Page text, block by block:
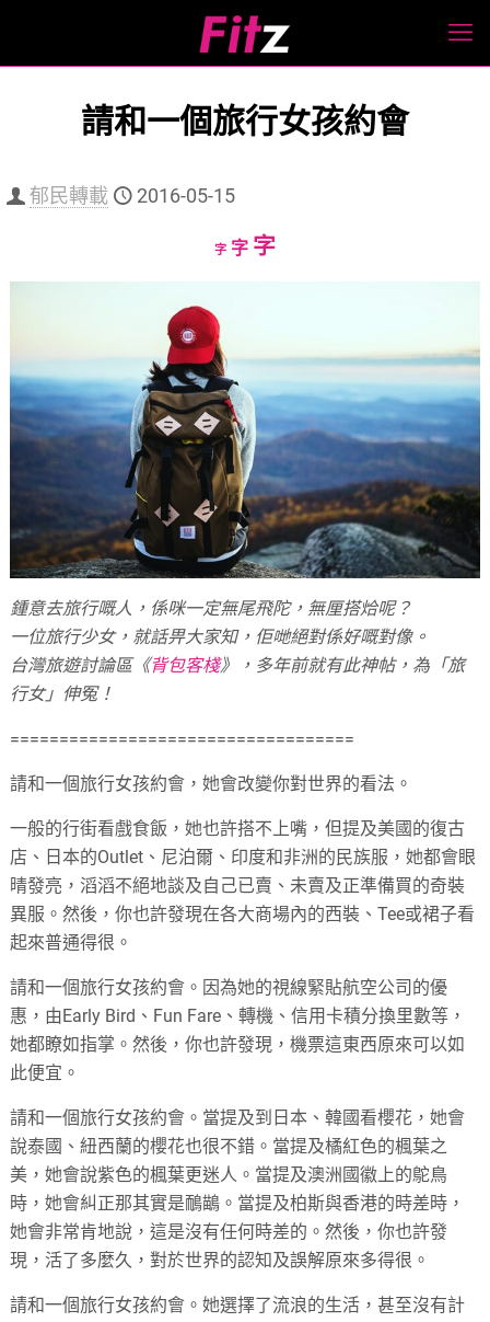
請和一個旅行女孩約會
郁民轉載 2016-05-15
字Decrease
字Reset
字Increase
鍾意去旅行嘅人，係咪一定無尾飛陀，無厘搭烚呢？
一位旅行少女，就話畀大家知，佢哋絕對係好嘅對像。
台灣旅遊討論區《背包客棧》，多年前就有此神帖，為「旅
行女」伸冤！
===================================
請和一個旅行女孩約會，她會改變你對世界的看法。
一般的行街看戲食飯，她也許搭不上嘴，但提及美國的復古
店、日本的Outlet、尼泊爾、印度和非洲的民族服，她都會眼
晴發亮，滔滔不絕地談及自己已賣、未賣及正準備買的奇裝
異服。然後，你也許發現在各大商場內的西裝、Tee或裙子看
起來普通得很。
請和一個旅行女孩約會。因為她的視線緊貼航空公司的優
惠，由Early Bird、Fun Fare、轉機、信用卡積分換里數等，
她都瞭如指掌。然後，你也許發現，機票這東西原來可以如
此便宜。
請和一個旅行女孩約會。當提及到日本、韓國看櫻花，她會
說泰國、紐西蘭的櫻花也很不錯。當提及橘紅色的楓葉之
美，她會說紫色的楓葉更迷人。當提及澳洲國徽上的鴕鳥
時，她會糾正那其實是鴯鶓。當提及柏斯與香港的時差時，
她會非常肯地說，這是沒有任何時差的。然後，你也許發
現，活了多麼久，對於世界的認知及誤解原來多得很。
請和一個旅行女孩約會。她選擇了流浪的生活，甚至沒有計